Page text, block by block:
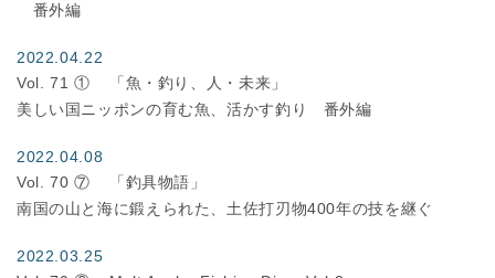
番外編
2022.04.22
Vol. 71 ①
「魚・釣り、人・未来」
美しい国ニッポンの育む魚、活かす釣り 番外編
2022.04.08
Vol. 70 ⑦
「釣具物語」
南国の山と海に鍛えられた、土佐打刃物400年の技を継ぐ
2022.03.25